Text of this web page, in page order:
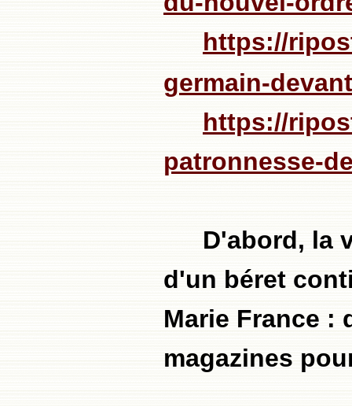
https://
germain-
https://
patronnesse-
D'abord, la
d'un béret
Marie France :
magazines